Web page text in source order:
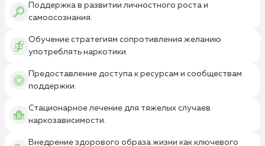
Поддержка в развитии личностного роста и
самоосознания.
Обучение стратегиям сопротивления желанию
употреблять наркотики.
Предоставление доступа к ресурсам и сообществам
поддержки.
Стационарное лечение для тяжелых случаев
наркозависимости.
Внедрение здорового образа жизни как ключевого